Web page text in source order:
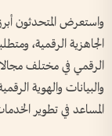
واستعرض المتحدثون
الجاهزية الرقمية،
الرقمي في مختلف
والبيانات والهوية
المساعد في تطوير